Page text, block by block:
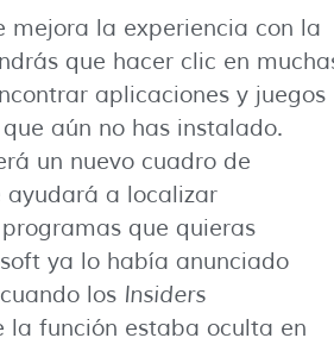
mejora la experiencia con la
que hacer clic en
aplicaciones y juegos
aún no has instalado.
un nuevo cuadro de
ayudará a localizar
que quieras
ya lo había anunciado
los Insiders
la función estaba oculta en